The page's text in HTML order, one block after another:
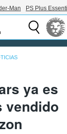
Man PS Plus
ya es
vendido